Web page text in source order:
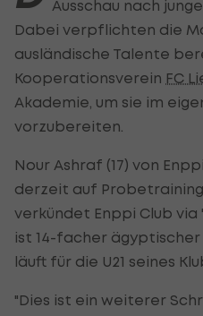
Ausschau nach
Dabei verpflichten die
ausländische Talente
Kooperationsverein FC
Akademie, um sie im
vorzubereiten.
Nour Ashraf (17) von
derzeit auf Probetraining
verkündet Enppi Club via
ist 14-facher
läuft für die U21 seines
"Dies ist ein weiterer